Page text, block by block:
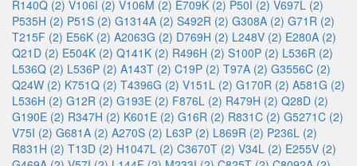
R140Q (2) V106I (2) V106M (2) E709K (2) P50I (2) V697L (2)
P535H (2) P51S (2) G1314A (2) S492R (2) G308A (2) G71R (2)
T215F (2) E56K (2) A2063G (2) D769H (2) L248V (2) E280A (2)
Q21D (2) E504K (2) Q141K (2) R496H (2) S100P (2) L536R (2)
L536Q (2) L536P (2) A143T (2) C19P (2) T97A (2) G3556C (2)
Q24W (2) K751Q (2) T4396G (2) V151L (2) G170R (2) A581G (2)
L536H (2) G12R (2) G193E (2) F876L (2) R479H (2) Q28D (2)
G190E (2) R347H (2) K601E (2) G16R (2) R831C (2) G5271C (2)
V75I (2) G681A (2) A270S (2) L63P (2) L869R (2) P236L (2)
R831H (2) T13D (2) H1047L (2) C3670T (2) V34L (2) E255V (2)